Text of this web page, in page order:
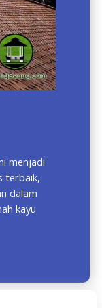
menjadi
terbaik,
dalam
kayu